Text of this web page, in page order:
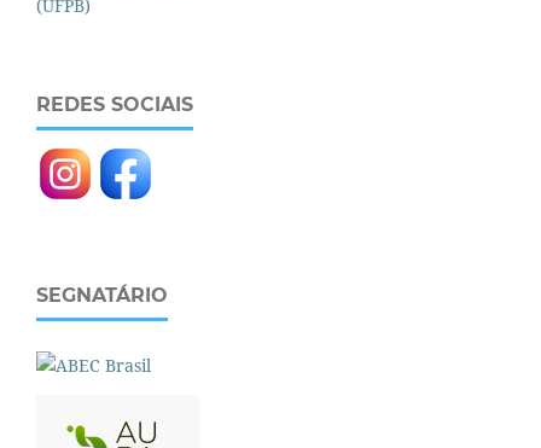
REDES SOCIAIS
SEGNATÁRIO